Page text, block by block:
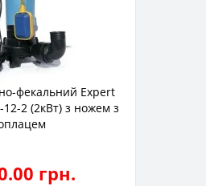
фекальний Expert
12-2 (2кВт) з ножем з
грн.